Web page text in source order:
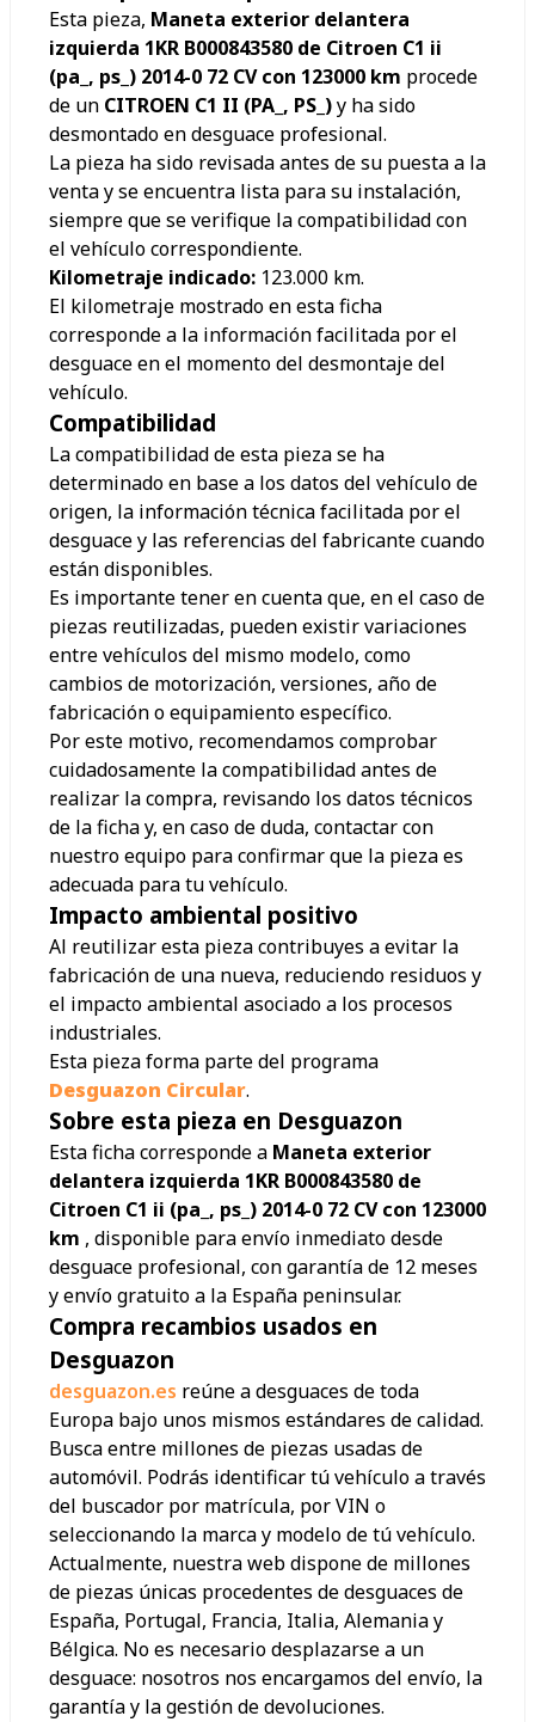
Esta pieza, Maneta exterior delantera
izquierda 1KR B000843580 de Citroen C1 ii
(pa_, ps_) 2014-0 72 CV con 123000 km procede
de un CITROEN C1 II (PA_, PS_)y ha sido
desmontado en desguace profesional.
La pieza ha sido revisada antes de su puesta a la
venta y se encuentra lista para su instalación,
siempre que se verifique la compatibilidad con
el vehículo correspondiente.
Kilometraje indicado: 123.000 km.
El kilometraje mostrado en esta ficha
corresponde a la información facilitada por el
desguace en el momento del desmontaje del
vehículo.
Compatibilidad
La compatibilidad de esta pieza se ha
determinado en base a los datos del vehículo de
origen, la información técnica facilitada por el
desguace y las referencias del fabricante cuando
están disponibles.
Es importante tener en cuenta que, en el caso de
piezas reutilizadas, pueden existir variaciones
entre vehículos del mismo modelo, como
cambios de motorización, versiones, año de
fabricación o equipamiento específico.
Por este motivo, recomendamos comprobar
cuidadosamente la compatibilidad antes de
realizar la compra, revisando los datos técnicos
de la ficha y, en caso de duda, contactar con
nuestro equipo para confirmar que la pieza es
adecuada para tu vehículo.
Impacto ambiental positivo
Al reutilizar esta pieza contribuyes a evitar la
fabricación de una nueva, reduciendo residuos y
el impacto ambiental asociado a los procesos
industriales.
Esta pieza forma parte del programa
Desguazon Circular.
Sobre esta pieza en Desguazon
Esta ficha corresponde a Maneta exterior
delantera izquierda 1KR B000843580 de
Citroen C1 ii (pa_, ps_) 2014-0 72 CV con 123000
km , disponible para envío inmediato desde
desguace profesional, con garantía de 12 meses
y envío gratuito a la España peninsular.
Compra recambios usados en
Desguazon
desguazon.es reúne a desguaces de toda
Europa bajo unos mismos estándares de calidad.
Busca entre millones de piezas usadas de
automóvil. Podrás identificar tú vehículo a través
del buscador por matrícula, por VIN o
seleccionando la marca y modelo de tú vehículo.
Actualmente, nuestra web dispone de millones
de piezas únicas procedentes de desguaces de
España, Portugal, Francia, Italia, Alemania y
Bélgica. No es necesario desplazarse a un
desguace: nosotros nos encargamos del envío, la
garantía y la gestión de devoluciones.